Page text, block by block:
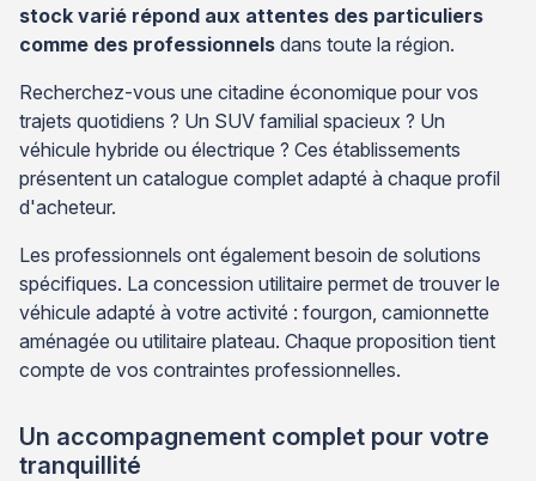
stock varié répond aux attentes des particuliers
comme des professionnels dans toute la région.
Recherchez-vous une citadine économique pour vos
trajets quotidiens ? Un SUV familial spacieux ? Un
véhicule hybride ou électrique ? Ces établissements
présentent un catalogue complet adapté à chaque profil
d'acheteur.
Les professionnels ont également besoin de solutions
spécifiques. La concession utilitaire permet de trouver le
véhicule adapté à votre activité : fourgon, camionnette
aménagée ou utilitaire plateau. Chaque proposition tient
compte de vos contraintes professionnelles.
Un accompagnement complet pour votre
tranquillité